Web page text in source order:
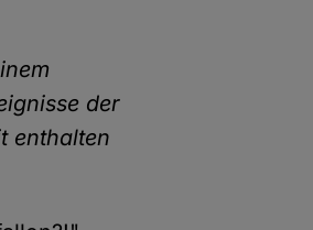
der
enthalten